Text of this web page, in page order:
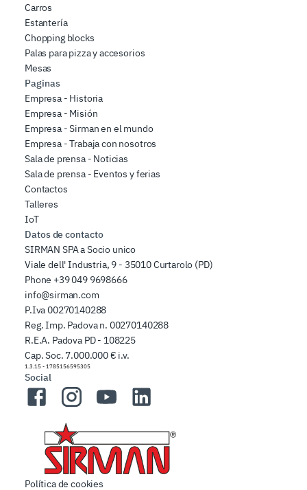
Carros
Estantería
Chopping blocks
Palas para pizza y accesorios
Mesas
Paginas
Empresa - Historia
Empresa - Misión
Empresa - Sirman en el mundo
Empresa - Trabaja con nosotros
Sala de prensa - Noticias
Sala de prensa - Eventos y ferias
Contactos
Talleres
IoT
Datos de contacto
SIRMAN SPA a Socio unico
Viale dell' Industria, 9 - 35010 Curtarolo (PD)
Phone +39 049 9698666
info@sirman.com
P.Iva 00270140288
Reg. Imp. Padova n. 00270140288
R.E.A. Padova PD - 108225
Cap. Soc. 7.000.000 € i.v.
1.3.15 - 1785156595305
Social
FacebookInstagramYouTubeLinkedIn
Política de cookies